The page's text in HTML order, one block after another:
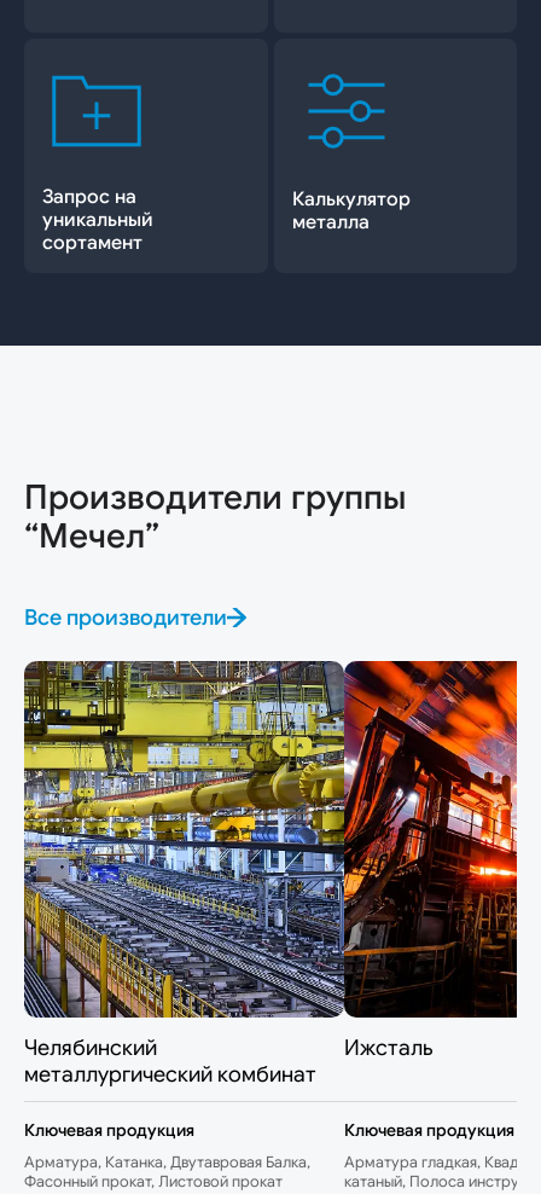
Запрос на
уникальный
сортамент
Калькулятор
металла
Производители группы
“Мечел”
Все производители
Челябинский
металлургический комбинат
Ключевая продукция
Арматура, Катанка, Двутавровая Балка,
Фасонный прокат, Листовой прокат
Ижсталь
Ключевая продукция
Арматура гладкая,
катаный, Полоса